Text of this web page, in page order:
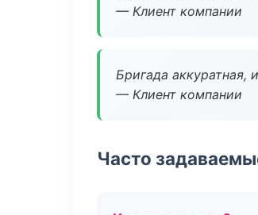
— Клиент компании
Бригада аккуратная,
— Клиент компании
Часто